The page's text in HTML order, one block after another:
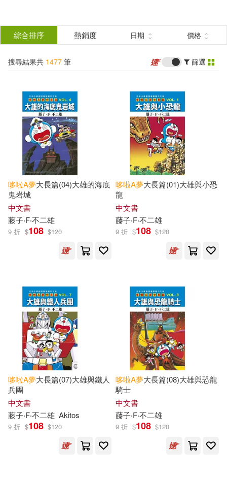
結
分類 (單選)
所有商品(1477) 圖書(725)
影音(50)
家居生活(5)
設計文具(86) 休閒生活(34)
婦幼生活(69) 餐廚生活(22)
電子票證(42) 鞋包配件(149)
電子書閱讀器(3) 電子書(189)
作者 (可複選)
藤子‧F‧不二雄(303)
藤子.F.不二雄(184)
根華編輯部(84)
藤子．F．不二雄(64)
日本小學館(59)
吉美學前教育研發組(42)
（日）藤子·F·不二雄(36)
(日)藤子不二雄(35)
麥原伸太郎(28)
展開
出版社 (可複選)
青文(471)
吉林美術出版社(131)
根華(84)
小學館(55) 沙鷗(16)
浙江少年兒童出版社(11)
配送方式 (可複選)
綜合排序 熱銷度 日期 價格
搜尋結果共 1477 筆 篩選
哆啦A夢大長篇(04)大雄的海底
鬼岩城
中文書
藤子‧F‧不二雄
9 折 $108 $120
哆啦A夢大長篇(01)大雄與小恐
龍
中文書
藤子‧F‧不二雄
9 折 $108 $120
哆啦A夢大長篇(07)大雄與鐵人
兵團
中文書
藤子‧F‧不二雄 Akitos
9 折 $108 $120
哆啦A夢大長篇(08)大雄與恐龍
騎士
中文書
藤子‧F‧不二雄
9 折 $108 $120